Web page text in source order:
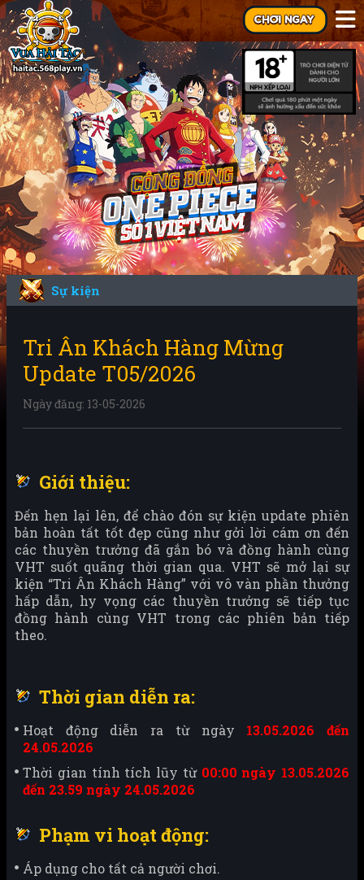
Sự kiện
Tri Ân Khách Hàng Mừng
Update T05/2026
Ngày đăng: 13-05-2026
Giới thiệu:
Đến hẹn lại lên, để chào đón sự kiện update phiên
bản hoàn tất tốt đẹp cũng như gởi lời cám ơn đến
các thuyền trưởng đã gắn bó và đồng hành cùng
VHT suốt quãng thời gian qua. VHT sẽ mở lại sự
kiện “Tri Ân Khách Hàng” với vô vàn phần thưởng
hấp dẫn, hy vọng các thuyền trưởng sẽ tiếp tục
đồng hành cùng VHT trong các phiên bản tiếp
theo.
Thời gian diễn ra:
Hoạt động diễn ra từ ngày 13.05.2026 đến
24.05.2026
Thời gian tính tích lũy từ 00:00 ngày 13.05.2026
đến 23.59 ngày 24.05.2026
Phạm vi hoạt động:
Áp dụng cho tất cả người chơi.